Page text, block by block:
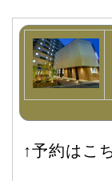
↑予約はこ